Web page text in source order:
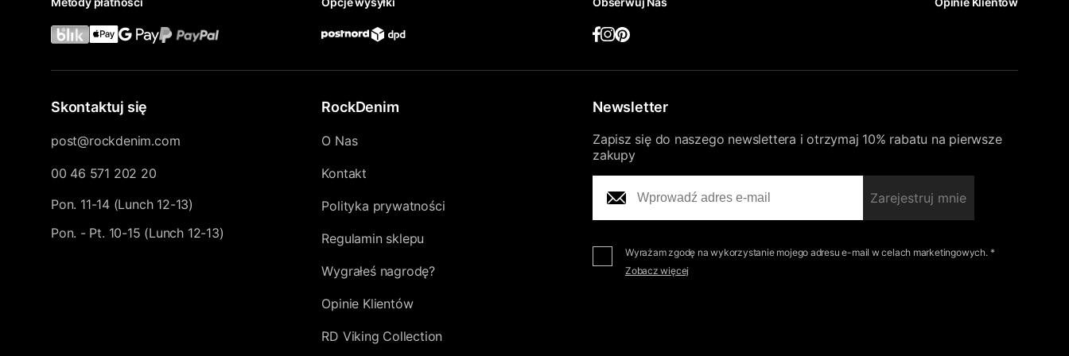
Skontaktuj się
post@rockdenim.com
00 46 571 202 20
Pon. 11-14 (Lunch 12-13)
Pon. - Pt. 10-15 (Lunch 12-13)
RockDenim
O Nas
Kontakt
Polityka prywatności
Regulamin sklepu
Wygrałeś nagrodę?
Opinie Klientów
RD Viking Collection
Newsletter
Zapisz się do naszego newslettera i otrzymaj 10% rabatu na pierwsze
zakupy
Zarejestruj mnie
Wyrażam zgodę na wykorzystanie mojego adresu e-mail w celach marketingowych. *
Zobacz więcej